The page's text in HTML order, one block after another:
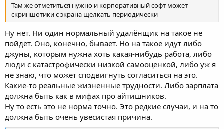
Там же отметиться нужно и корпоративный софт может
скриншотики с экрана щелкать периодически
Ну нет. Ни один нормальный удалёнщик на такое не
пойдёт. Оно, конечно, бывает. Но на такое идут либо
джуны, которым нужна хоть какая-нибудь работа, либо
люди с катастрофически низкой самооценкой, либо уж я
не знаю, что может сподвигнуть согласиться на это.
Какие-то реальные жизненные трудности. Либо зарплата
должна быть как в мифах про айтишников.
Ну то есть это не норма точно. Это редкие случаи, и на то
должна быть очень увесистая причина.